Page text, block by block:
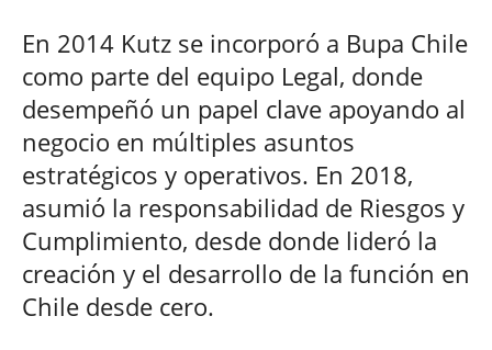
En 2014 Kutz se incorporó a Bupa Chile
como parte del equipo Legal, donde
desempeñó un papel clave apoyando al
negocio en múltiples asuntos
estratégicos y operativos. En 2018,
asumió la responsabilidad de Riesgos y
Cumplimiento, desde donde lideró la
creación y el desarrollo de la función en
Chile desde cero.